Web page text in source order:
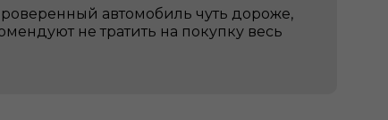
автомобиль чуть дороже,
не тратить на покупку весь